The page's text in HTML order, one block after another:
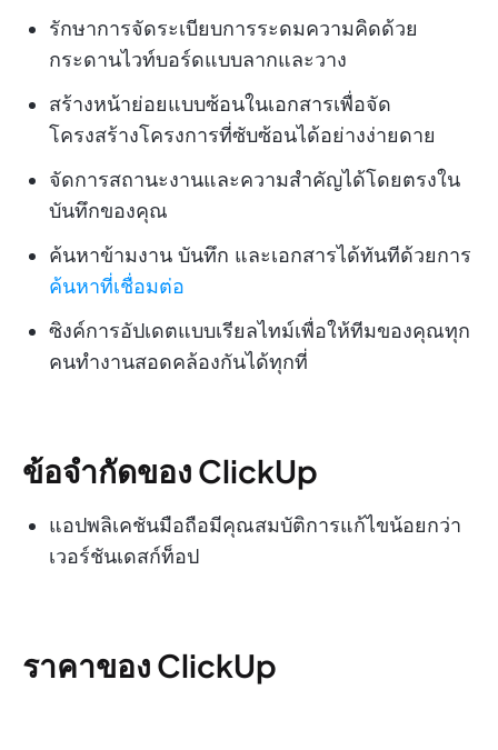
รักษาการจัดระเบียบการระดมความคิดด้วย
กระดานไวท์บอร์ดแบบลากและวาง
สร้างหน้าย่อยแบบซ้อนในเอกสารเพื่อจัด
โครงสร้างโครงการที่ซับซ้อนได้อย่างง่ายดาย
จัดการสถานะงานและความสำคัญได้โดยตรงใน
บันทึกของคุณ
ค้นหาข้ามงาน บันทึก และเอกสารได้ทันทีด้วยการ
ค้นหาที่เชื่อมต่อ
ซิงค์การอัปเดตแบบเรียลไทม์เพื่อให้ทีมของคุณทุก
คนทำงานสอดคล้องกันได้ทุกที่
ข้อจำกัดของ ClickUp
แอปพลิเคชันมือถือมีคุณสมบัติการแก้ไขน้อยกว่า
เวอร์ชันเดสก์ท็อป
ราคาของ ClickUp